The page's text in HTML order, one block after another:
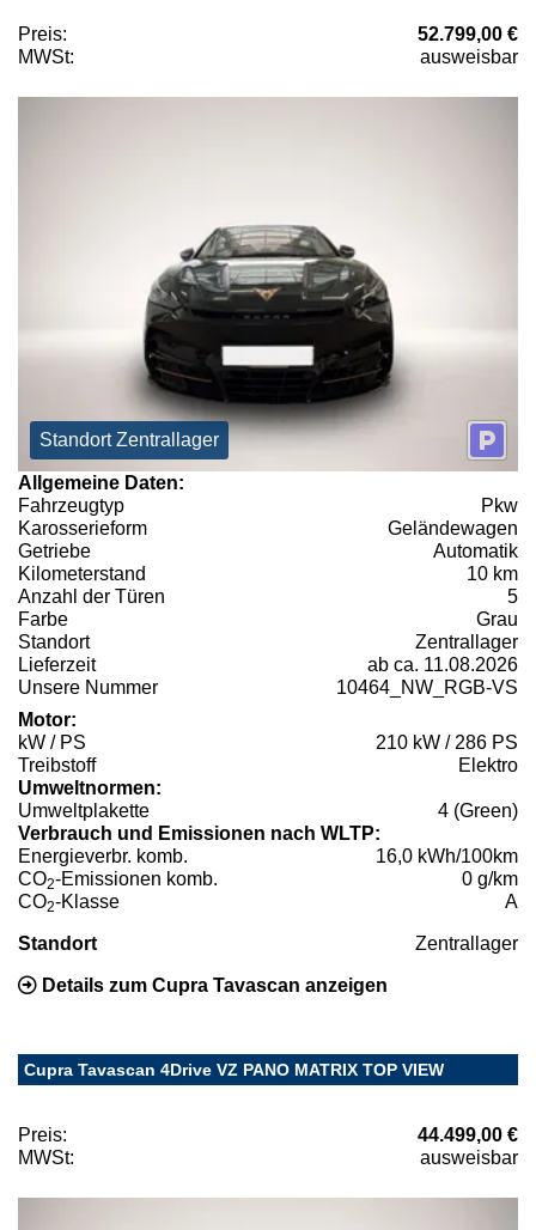
Preis:
52.799,00 €
MWSt:
ausweisbar
Standort Zentrallager
Allgemeine Daten:
Fahrzeugtyp
Pkw
Karosserieform
Geländewagen
Getriebe
Automatik
Kilometerstand
10 km
Anzahl der Türen
5
Farbe
Grau
Standort
Zentrallager
Lieferzeit
ab ca. 11.08.2026
Unsere Nummer
10464_NW_RGB-VS
Motor:
kW / PS
210 kW / 286 PS
Treibstoff
Elektro
Umweltnormen:
Umweltplakette
4 (Green)
Verbrauch und Emissionen nach WLTP:
Energieverbr. komb.
16,0 kWh/100km
CO2-Emissionen komb.
0 g/km
CO2-Klasse A
Standort Zentrallager
Details zum Cupra Tavascan anzeigen
Cupra Tavascan 4Drive VZ PANO MATRIX TOP VIEW
Preis:
44.499,00 €
MWSt:
ausweisbar